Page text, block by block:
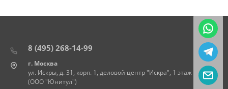
8 (495) 268-14-99
г. Москва
ул. Искры, д. 31, корп. 1, деловой центр "Искра", 1 этаж
(ООО "Юнитул")